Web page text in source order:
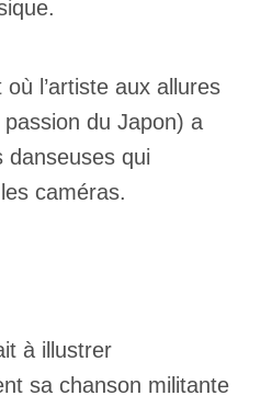
l’artiste aux allures
du Japon) a
danseuses qui
caméras.
à illustrer
sa chanson militante